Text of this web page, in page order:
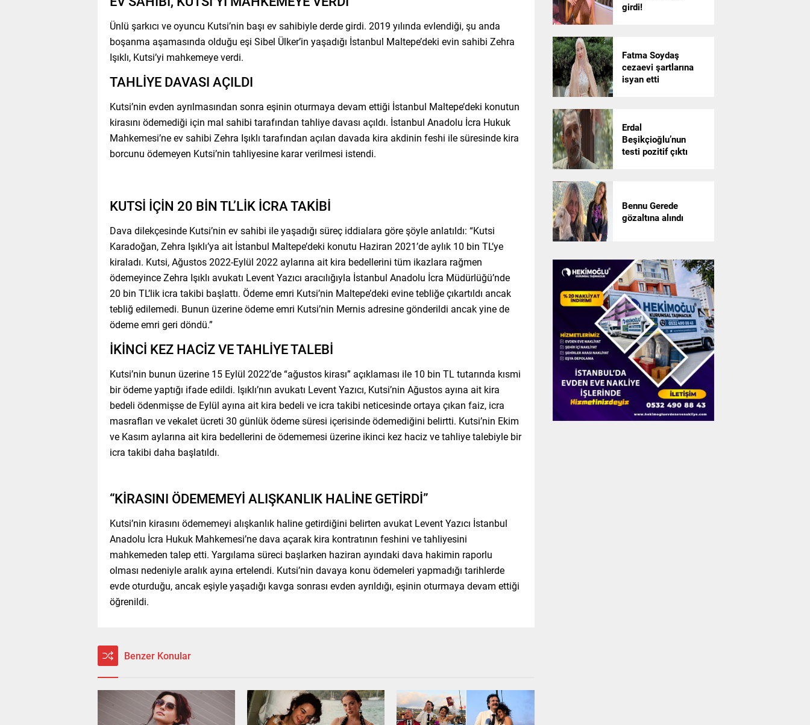
Ünlü şarkıcı ve oyuncu Kutsi’nin başı ev sahibiyle derde girdi. 2019 yılında evlendiği, şu anda
boşanma aşamasında olduğu eşi Sibel Ülker’in yaşadığı İstanbul Maltepe’deki evin sahibi Zehra
Işıklı, Kutsi’yi mahkemeye verdi.
TAHLİYE DAVASI AÇILDI
Kutsi’nin evden ayrılmasından sonra eşinin oturmaya devam ettiği İstanbul Maltepe’deki konutun
kirasını ödemediği için mal sahibi tarafından tahliye davası açıldı. İstanbul Anadolu İcra Hukuk
Mahkemesi’ne ev sahibi Zehra Işıklı tarafından açılan davada kira akdinin feshi ile süresinde kira
borcunu ödemeyen Kutsi’nin tahliyesine karar verilmesi istendi.
KUTSİ İÇİN 20 BİN TL’LİK İCRA TAKİBİ
Dava dilekçesinde Kutsi’nin ev sahibi ile yaşadığı süreç iddialara göre şöyle anlatıldı: “Kutsi
Karadoğan, Zehra Işıklı’ya ait İstanbul Maltepe’deki konutu Haziran 2021’de aylık 10 bin TL’ye
kiraladı. Kutsi, Ağustos 2022-Eylül 2022 aylarına ait kira bedellerini tüm ikazlara rağmen
ödemeyince Zehra Işıklı avukatı Levent Yazıcı aracılığıyla İstanbul Anadolu İcra Müdürlüğü’nde
20 bin TL’lik icra takibi başlattı. Ödeme emri Kutsi’nin Maltepe’deki evine tebliğe çıkartıldı ancak
tebliğ edilemedi. Bunun üzerine ödeme emri Kutsi’nin Mernis adresine gönderildi ancak yine de
ödeme emri geri döndü.”
İKİNCİ KEZ HACİZ VE TAHLİYE TALEBİ
Kutsi’nin bunun üzerine 15 Eylül 2022’de “ağustos kirası” açıklaması ile 10 bin TL tutarında kısmi
bir ödeme yaptığı ifade edildi. Işıklı’nın avukatı Levent Yazıcı, Kutsi’nin Ağustos ayına ait kira
bedeli ödenmişse de Eylül ayına ait kira bedeli ve icra takibi neticesinde ortaya çıkan faiz, icra
masrafları ve vekalet ücreti 30 günlük ödeme süresi içerisinde ödemediğini belirtti. Kutsi’nin Ekim
ve Kasım aylarına ait kira bedellerini de ödememesi üzerine ikinci kez haciz ve tahliye talebiyle bir
icra takibi daha başlatıldı.
“KİRASINI ÖDEMEMEYİ ALIŞKANLIK HALİNE GETİRDİ”
Kutsi’nin kirasını ödememeyi alışkanlık haline getirdiğini belirten avukat Levent Yazıcı İstanbul
Anadolu İcra Hukuk Mahkemesi’ne dava açarak kira kontratının feshini ve tahliyesini
mahkemeden talep etti. Yargılama süreci başlarken haziran ayındaki dava hakimin raporlu
olması nedeniyle aralık ayına ertelendi. Kutsi’nin davaya konu ödemeleri yapmadığı tarihlerde
evde oturduğu, ancak eşiyle yaşadığı kavga sonrası evden ayrıldığı, eşinin oturmaya devam ettiği
öğrenildi.
Benzer Konular
girdi!
Fatma Soydaş
cezaevi şartlarına
isyan etti
Erdal
Beşikçioğlu’nun
testi pozitif çıktı
Bennu Gerede
gözaltına alındı